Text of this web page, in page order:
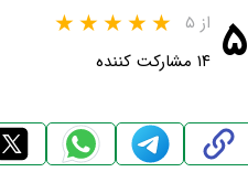
۵ از ۵
۱۴ مشارکت کننده